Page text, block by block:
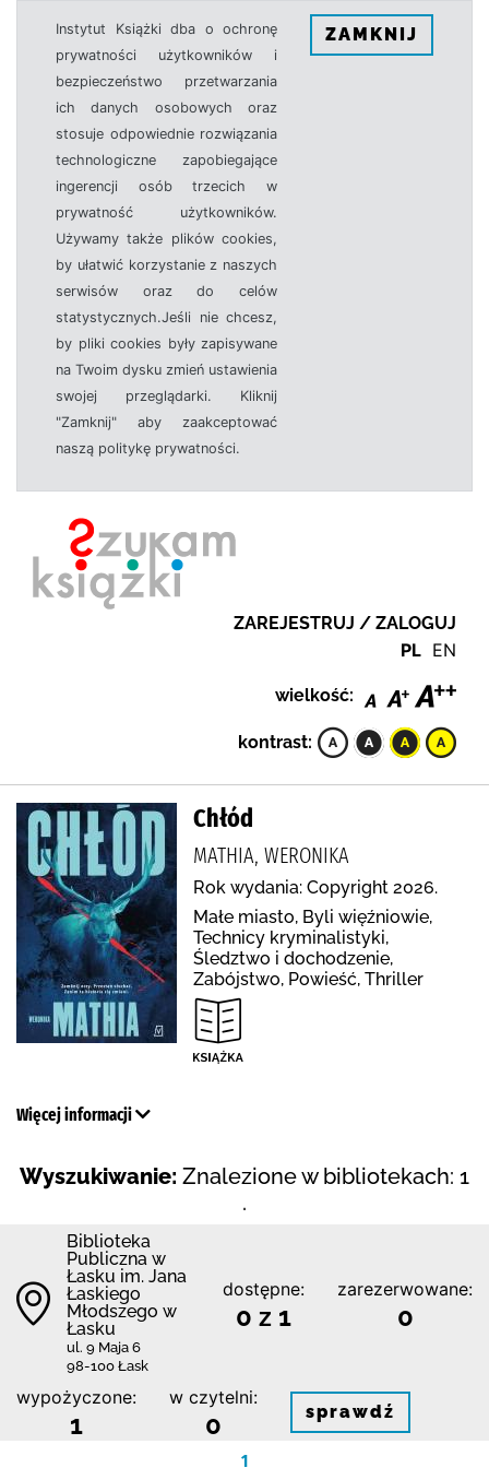
Instytut Książki dba o ochronę
prywatności użytkowników i
bezpieczeństwo przetwarzania
ich danych osobowych oraz
stosuje odpowiednie rozwiązania
technologiczne zapobiegające
ingerencji osób trzecich w
prywatność użytkowników.
Używamy także plików cookies,
by ułatwić korzystanie z naszych
serwisów oraz do celów
statystycznych.Jeśli nie chcesz,
by pliki cookies były zapisywane
na Twoim dysku zmień ustawienia
swojej przeglądarki. Kliknij
"Zamknij" aby zaakceptować
naszą politykę prywatności.
ZAMKNIJ
ZAREJESTRUJ / ZALOGUJ
PL EN
wielkość:
kontrast:
Chłód
MATHIA, WERONIKA
Rok wydania: Copyright 2026.
Małe miasto, Byli więźniowie,
Technicy kryminalistyki,
Śledztwo i dochodzenie,
Zabójstwo, Powieść, Thriller
Więcej informacji
Wyszukiwanie: Znalezione w bibliotekach: 1
.
Biblioteka
Publiczna w
Łasku im. Jana
Łaskiego
Młodszego w
Łasku
ul. 9 Maja 6
98-100 Łask
dostępne:
0 z 1
zarezerwowane:
0
wypożyczone:
1
w czytelni:
0 sprawdź
1